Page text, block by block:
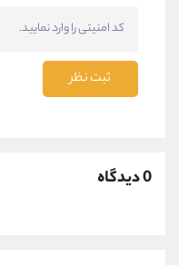
ثبت نظر
0 دیدگاه